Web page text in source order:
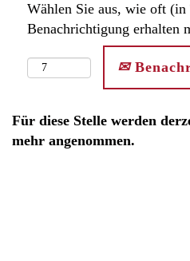
Wählen Sie aus, wie oft (in
Benachrichtigung erhalten
Für diese Stelle werden
mehr angenommen.